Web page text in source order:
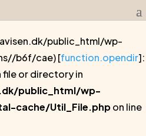
public_html/wp-
b6f/cae) [function.opendir]:
file or directory in
public_html/wp-
cache/Util_File.phpon line